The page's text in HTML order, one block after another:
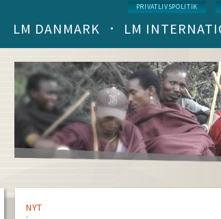
Service
menu
PRIVATLIVSPOLITIK
Main
(level
1)
LM DANMARK LM
NYT